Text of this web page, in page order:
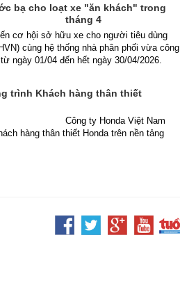
bạ cho loạt xe "ăn khách" trong
tháng 4
cơ hội sở hữu xe cho người tiêu dùng
cùng hệ thống nhà phân phối vừa công
ngày 01/04 đến hết ngày 30/04/2026.
trình Khách hàng thân thiết
Công ty Honda Việt Nam
hàng thân thiết Honda trên nền tảng